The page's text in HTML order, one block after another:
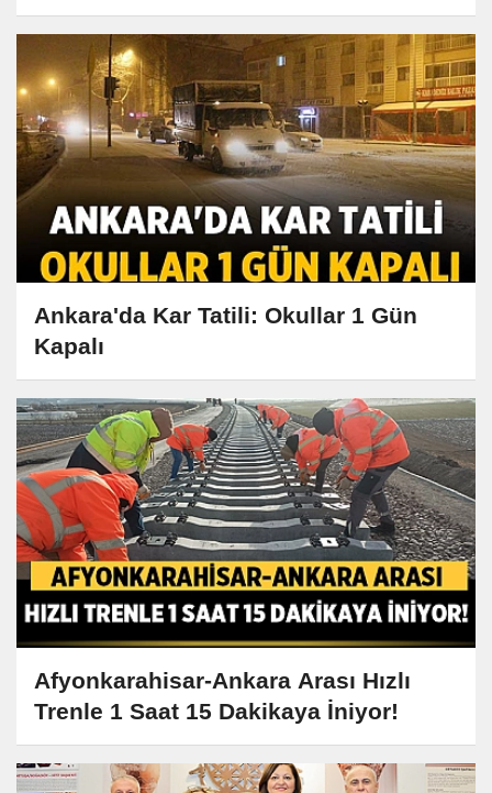
Ankara'da Kar Tatili: Okullar 1 Gün
Kapalı
Afyonkarahisar-Ankara Arası Hızlı
Trenle 1 Saat 15 Dakikaya İniyor!